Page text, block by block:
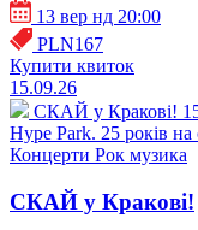
13 вер нд 20:00
PLN167
Купити квиток
15.09.26
СКАЙ у Кракові!
Hype Park. 25 років на
Концерти Рок музика
СКАЙ у Кракові!